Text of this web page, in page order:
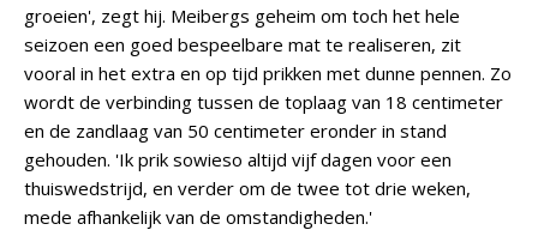
groeien', zegt hij. Meibergs geheim om toch het hele
seizoen een goed bespeelbare mat te realiseren, zit
vooral in het extra en op tijd prikken met dunne pennen. Zo
wordt de verbinding tussen de toplaag van 18 centimeter
en de zandlaag van 50 centimeter eronder in stand
gehouden. 'Ik prik sowieso altijd vijf dagen voor een
thuiswedstrijd, en verder om de twee tot drie weken,
mede afhankelijk van de omstandigheden.'